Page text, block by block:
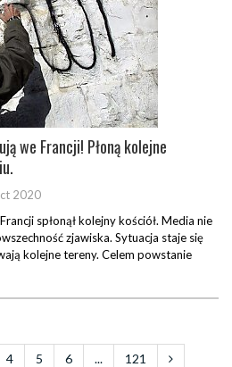
we Francji! Płoną kolejne
2020
spłonął kolejny kościół. Media nie
zjawiska. Sytuacja staje się
kolejne tereny. Celem powstanie
4 5 6 ... 121